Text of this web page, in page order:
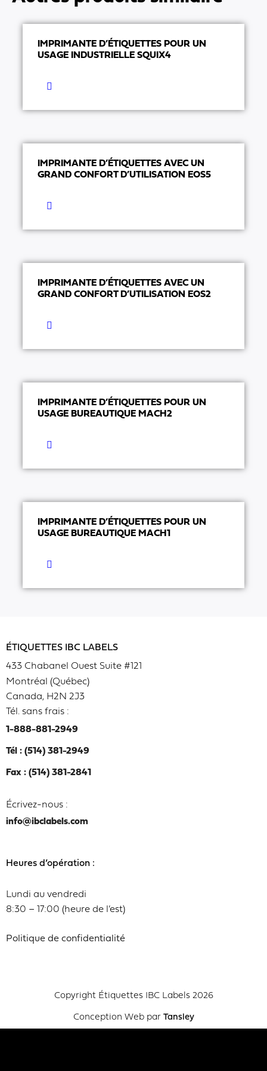
IMPRIMANTE D’ÉTIQUETTES POUR UN
USAGE INDUSTRIELLE SQUIX4
IMPRIMANTE D’ÉTIQUETTES AVEC UN
GRAND CONFORT D’UTILISATION EOS5
IMPRIMANTE D’ÉTIQUETTES AVEC UN
GRAND CONFORT D’UTILISATION EOS2
IMPRIMANTE D’ÉTIQUETTES POUR UN
USAGE BUREAUTIQUE MACH2
IMPRIMANTE D’ÉTIQUETTES POUR UN
USAGE BUREAUTIQUE MACH1
ÉTIQUETTES IBC LABELS
433 Chabanel Ouest Suite #121
Montréal (Québec)
Canada, H2N 2J3
Tél. sans frais :
1-888-881-2949
Tél : (514) 381-2949
Fax : (514) 381-2841
Écrivez-nous :
info@ibclabels.com
Heures d’opération :
Lundi au vendredi
8:30 – 17:00 (heure de l’est)
Politique de confidentialité
Copyright Étiquettes IBC Labels 2026
Conception Web par Tansley